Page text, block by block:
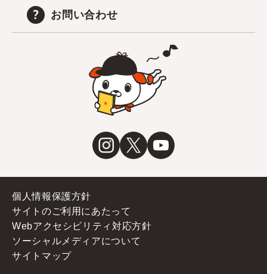
お問い合わせ
個人情報保護方針
サイトのご利用にあたって
Webアクセシビリティ対応方針
ソーシャルメディアについて
サイトマップ